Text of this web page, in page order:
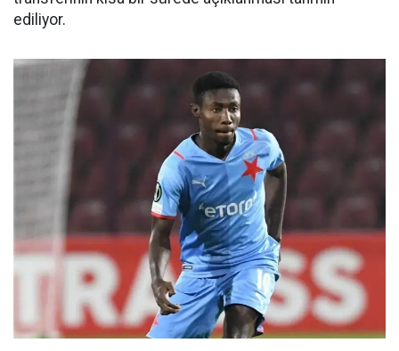
ediliyor.